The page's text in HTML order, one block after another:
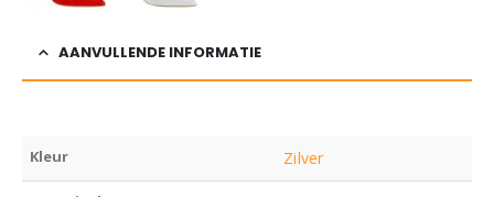
AANVULLENDE INFORMATIE
Kleur Zilver